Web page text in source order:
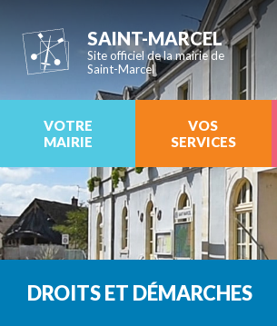
SAINT-MARCEL
Site officiel de la mairie de
Saint-Marcel
VOTRE
MAIRIE
VOS
SERVICES
DROITS ET DÉMARCHES